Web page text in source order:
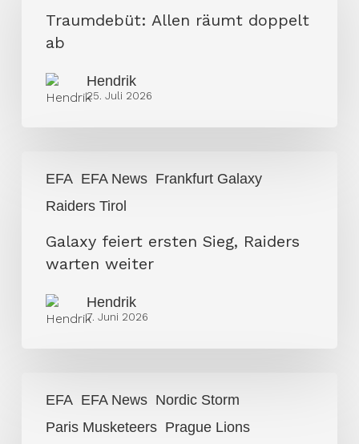
räumt
doppelt
Traumdebüt: Allen räumt doppelt
ab
Hendrik
25. Juli 2026
EFA EFA News Frankfurt Galaxy
Raiders Tirol
feiert
ersten
weiter
Galaxy feiert ersten Sieg, Raiders
warten weiter
Hendrik
7. Juni 2026
EFA EFA News Nordic Storm
Paris Musketeers Prague Lions
Überraschungen